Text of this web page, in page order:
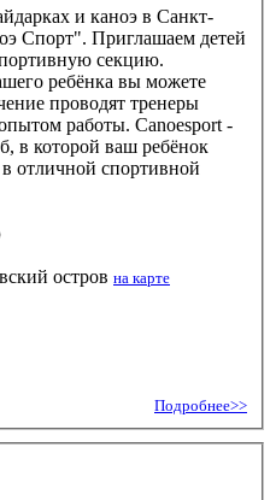
и каноэ в Санкт-
Спорт". Приглашаем детей
секцию.
ребёнка вы можете
проводят тренеры
работы. Canoesport -
в которой ваш ребёнок
в отличной спортивной
остров на карте
Подробнее>>